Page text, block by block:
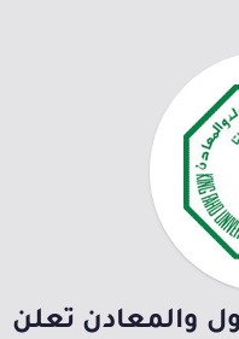
والمعادن تعلن